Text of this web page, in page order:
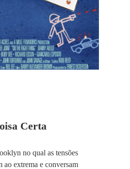
Certa
no qual as tensões
ao extrema e conversam